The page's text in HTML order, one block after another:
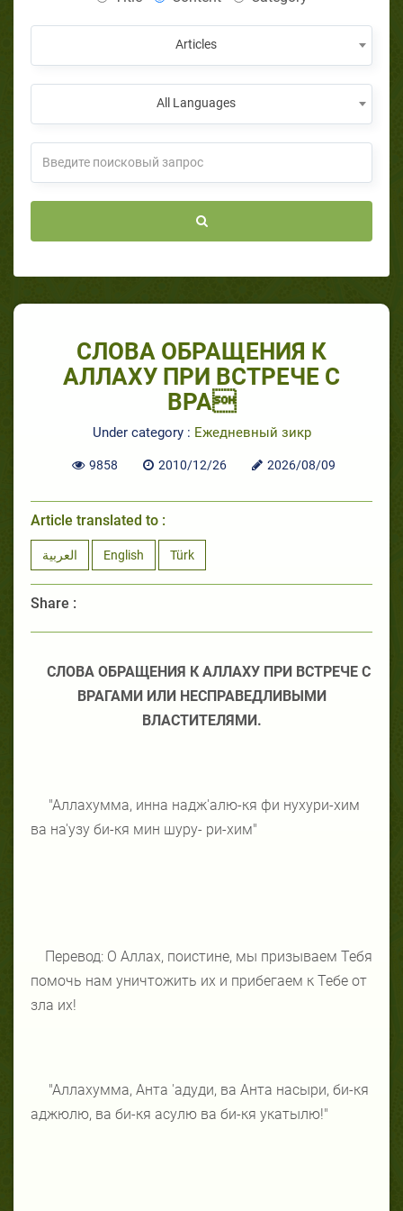
Articles
All Languages
СЛОВА ОБРАЩЕНИЯ К
АЛЛАХУ ПРИ ВСТРЕЧЕ С
ВРА
Under category : Ежедневный зикр
9858 2010/12/26 2026/08/09
Article translated to :
العربية English Türk
Share :
СЛОВА ОБРАЩЕНИЯ К АЛЛАХУ ПРИ ВСТРЕЧЕ С
ВРАГАМИ ИЛИ НЕСПРАВЕДЛИВЫМИ
ВЛАСТИТЕЛЯМИ.
"Аллахумма, инна надж'алю-кя фи нухури-хим
ва на'узу би-кя мин шуру- ри-хим"
Перевод: О Аллах, поистине, мы призываем Тебя
помочь нам уничтожить их и прибегаем к Тебе от
зла их!
"Аллахумма, Анта 'адуди, ва Анта насыри, би-кя
аджюлю, ва би-кя асулю ва би-кя укатылю!"